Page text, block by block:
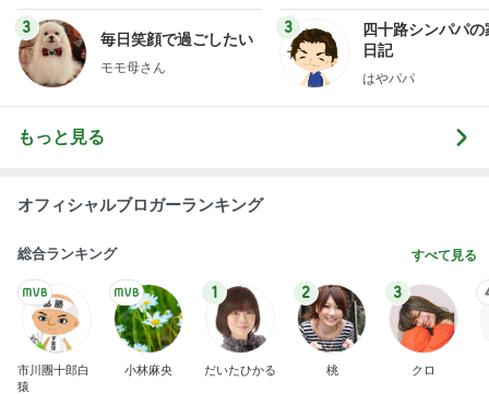
3
毎日笑顔で過ごしたい
モモ母さん
3
四十路シンパパの
日記
はやパパ
もっと見る
オフィシャルブロガーランキング
総合ランキング すべて見る
市川團十郎白
猿
小林麻央
1
だいたひかる
2
桃
3
クロ